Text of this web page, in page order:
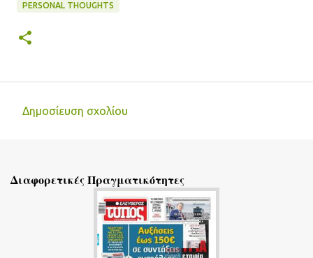
PERSONAL THOUGHTS
λ
Δημοσίευση σχολίου
Διαφορετικές Πραγματικότητες